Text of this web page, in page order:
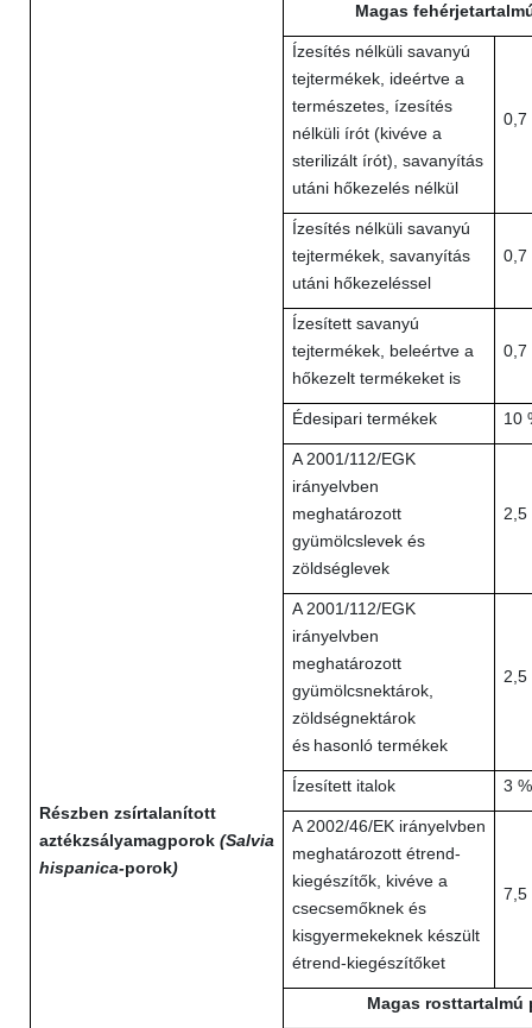
Részben zsírtalanított
aztékzsályamagporok (Salvia
hispanica-porok)
Magas
Ízesítés nélküli savanyú
tejtermékek, ideértve a
természetes, ízesítés
nélküli írót (kivéve a
sterilizált írót), savanyítás
utáni hőkezelés nélkül
0,7
Ízesítés nélküli savanyú
tejtermékek, savanyítás
utáni hőkezeléssel
0,7
Ízesített savanyú
tejtermékek, beleértve a
hőkezelt termékeket is
0,7
Édesipari termékek 10
A 2001/112/EGK
irányelvben
meghatározott
gyümölcslevek és
zöldséglevek
2,5
A 2001/112/EGK
irányelvben
meghatározott
gyümölcsnektárok,
zöldségnektárok
és hasonló termékek
2,5
Ízesített italok 3 %
A 2002/46/EK irányelvben
meghatározott étrend-
kiegészítők, kivéve a
csecsemőknek és
kisgyermekeknek készült
étrend-kiegészítőket
7,5
Magas rosttartalmú